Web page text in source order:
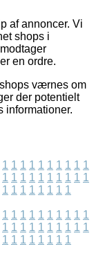
af annoncer. Vi
shops i
en ordre.
værnes om
der potentielt
informationer.
1 1 1 1 1 1 1 1 1 1
1 1 1 1 1 1 1 1 1 1
1 1 1 1 1 1 1 1
1 1 1 1 1 1 1 1 1 1
1 1 1 1 1 1 1 1 1 1
1 1 1 1 1 1 1 1